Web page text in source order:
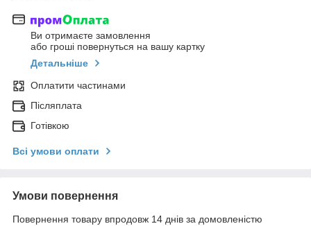
Ви отримаєте замовлення
або гроші повернуться на вашу картку
Детальніше
Оплатити частинами
Післяплата
Готівкою
Всі умови оплати
Умови повернення
Повернення товару впродовж 14 днів за домовленістю